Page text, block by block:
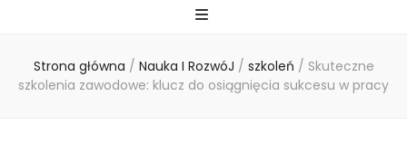
Strona główna / Nauka I RozwóJ / szkoleń / Skuteczne
szkolenia zawodowe: klucz do osiągnięcia sukcesu w pracy